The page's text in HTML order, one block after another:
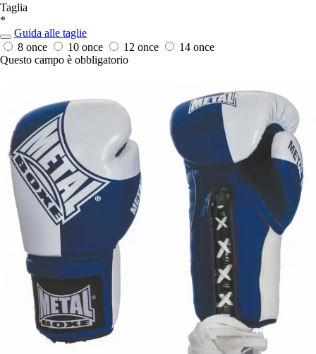
Taglia
*
Guida alle taglie
8 once
10 once 12 once
14 once
Questo campo è obbligatorio